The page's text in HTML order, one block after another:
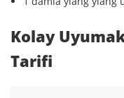
Kolay
Tarifi